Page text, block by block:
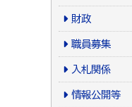
財政
職員募集
入札関係
情報公開等